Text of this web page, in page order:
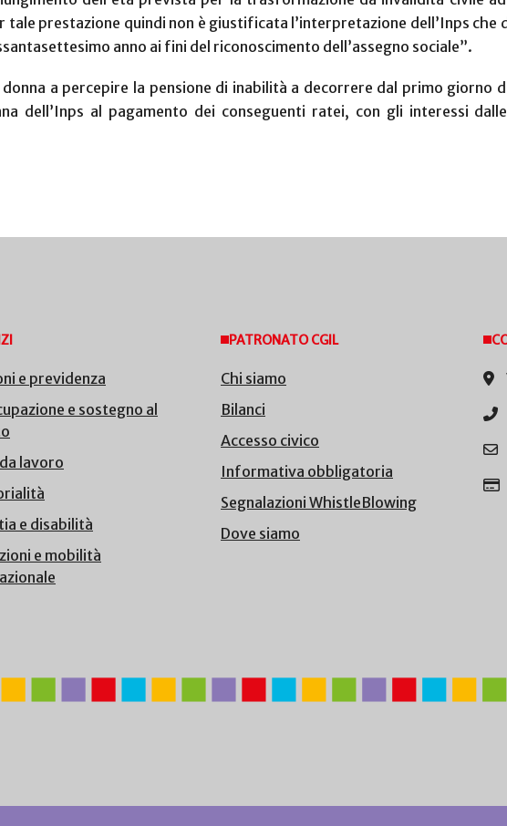
prestazione quindi non è giustificata l’interpretazione dell’Inps che
anno ai fini del riconoscimento dell’assegno sociale”.
a percepire la pensione di inabilità a decorrere dal primo giorno
dell’Inps al pagamento dei conseguenti ratei, con gli interessi
e previdenza
e sostegno al
lavoro
e disabilità
e mobilità
PATRONATO CGIL
Chi siamo
Bilanci
Accesso civico
Informativa obbligatoria
Segnalazioni WhistleBlowing
Dove siamo